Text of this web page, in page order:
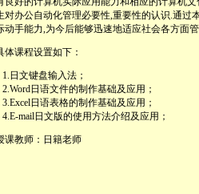
对办公自动化管理必要性,重要性的认识.通过
动手能力,为今后能够迅速地适应社会各方面
体课程设置如下：
1.日文键盘输入法；
2.Word日语文件的制作基础及应用；
3.Excel日语表格的制作基础及应用；
4.E-mail日文版的使用方法介绍及应用；
课教师：日籍老师